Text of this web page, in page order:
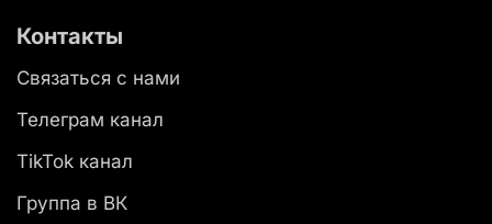
Контакты
Связаться с нами
Телеграм канал
TikTok канал
Группа в ВК